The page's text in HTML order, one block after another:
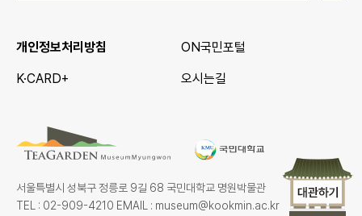
개인정보처리방침 ON국민포털
K·CARD+ 오시는길
서울특별시 성북구 정릉로 9길 68 국민대학교 명원박물관
TEL : 02-909-4210 EMAIL : museum@kookmin.ac.kr